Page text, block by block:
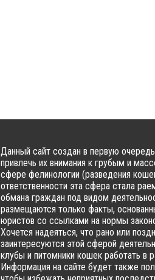
Данный сайт создан в первую
привлечь их внимания к грубым и
сфере фелинологии (разведения
ответственности эта сфера стала
обмана граждан под видом
размещаются только факты,
юристов со ссылками на нормы
Хочется надеяться, что рано или
заинтересуются этой сферой
клубы и питомники кошек работать в
Информация на сайте будет также